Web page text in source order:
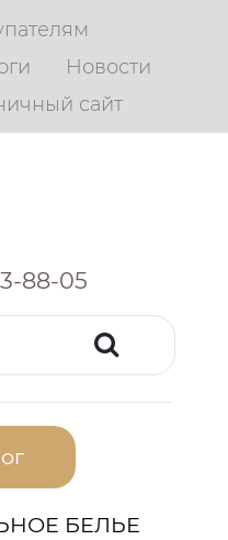
Новости
сайт
88-05
БЕЛЬЕ